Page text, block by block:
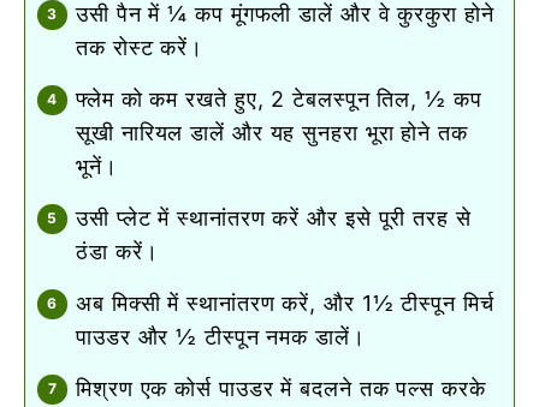
उसी पैन में ¼ कप मूंगफली डालें और वे कुरकुरा होने
तक रोस्ट करें।
फ्लेम को कम रखते हुए, 2 टेबलस्पून तिल, ½ कप
सूखी नारियल डालें और यह सुनहरा भूरा होने तक
भूनें।
उसी प्लेट में स्थानांतरण करें और इसे पूरी तरह से
ठंडा करें।
अब मिक्सी में स्थानांतरण करें, और 1½ टीस्पून मिर्च
पाउडर और ½ टीस्पून नमक डालें।
मिश्रण एक कोर्स पाउडर में बदलने तक पल्स करके